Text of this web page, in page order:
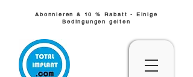
Abonnieren & 10 % Rabatt - Einige
Bedingungen gelten